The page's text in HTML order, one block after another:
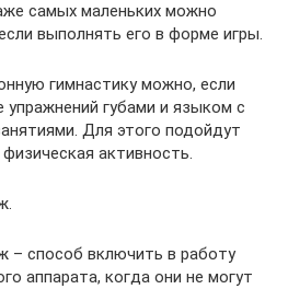
самых маленьких можно
выполнять его в форме игры.
гимнастику можно, если
губами и языком с
Для этого подойдут
активность.
– способ включить в работу
аппарата, когда они не могут